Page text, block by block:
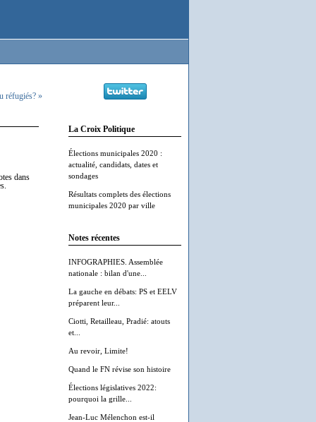
La Croix Politique
Élections municipales 2020 :
actualité, candidats, dates et
sondages
Résultats complets des élections
municipales 2020 par ville
Notes récentes
INFOGRAPHIES. Assemblée
nationale : bilan d'une...
La gauche en débats: PS et EELV
préparent leur...
Ciotti, Retailleau, Pradié: atouts
et...
Au revoir, Limite!
Quand le FN révise son histoire
Élections législatives 2022:
pourquoi la grille...
Jean-Luc Mélenchon est-il
réfugiés? »
dans